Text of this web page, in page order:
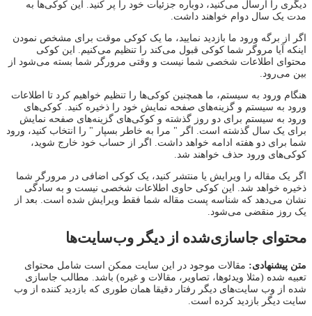
دیگری را ارسال می‌کنید، دوباره جزئیات خود را پر کنید. این کوکی‌ها به
مدت یک سال دوام خواهند داشت.
اگر از برگه ورود ما بازدید نمایید، ما یک کوکی موقت برای مشخص نمودن
اینکه آیا مروگر شما کوکی قبول می‌کند را تنظیم می‌کنیم. این کوکی
محتوای اطلاعات شخصی شما نیست و وقتی مرورگر شما بسته می‌شود از
بین می‌رود.
هنگام ورود به سیستم، ما همچنین کوکی‌ها را تنظیم خواهیم کرد تا اطلاعات
ورود به سیستم و گزینه‌های صفحه نمایش خود را ذخیره کنید. کوکی‌های
ورود به سیستم برای دو روز گذشته و کوکی‌های گزینه‌های صفحه نمایش
برای یک سال گذشته است. اگر " مرا به خاطر بسپار " را انتخاب کنید، ورود
شما برای دو هفته ادامه خواهد داشت. اگر از حساب خود خارج شوید،
کوکی‌های ورود حذف خواهند شد.
اگر یک مقاله را ویرایش یا منتشر کنید، یک کوکی اضافی در مرورگر شما
ذخیره خواهد شد. این کوکی حاوی اطلاعات شخصی نیست و به سادگی
نشان می‌دهد که شناسه پست مقاله شما فقط ویرایش شده است. بعد از
یک روز منقضی می‌شود.
محتوای جاسازی‌شده از دیگر وب‌سایت‌ها
متن پیشنهادی: مقالات موجود در این سایت ممکن است شامل محتوای
تعبیه شده (مثلا ویدئوها، تصاویر، مقالات و غیره) باشد. مطالب جاسازی
شده از وب سایت‌های دیگر رفتار دقیقا همان طوری که بازدید کننده از وب
سایت دیگر بازدید کرده است.